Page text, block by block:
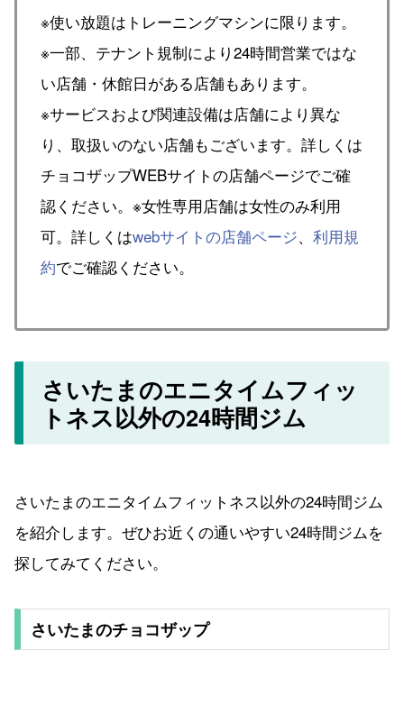
※使い放題はトレーニングマシンに限ります。
※一部、テナント規制により24時間営業ではな
い店舗・休館日がある店舗もあります。
※サービスおよび関連設備は店舗により異な
り、取扱いのない店舗もございます。詳しくは
チョコザップWEBサイトの店舗ページでご確
認ください。※女性専用店舗は女性のみ利用
可。詳しくはwebサイトの店舗ページ、 利用規
約でご確認ください。
さいたまのエニタイムフィッ
トネス以外の24時間ジム
さいたまのエニタイムフィットネス以外の24時間ジム
を紹介します。ぜひお近くの通いやすい24時間ジムを
探してみてください。
さいたまのチョコザップ